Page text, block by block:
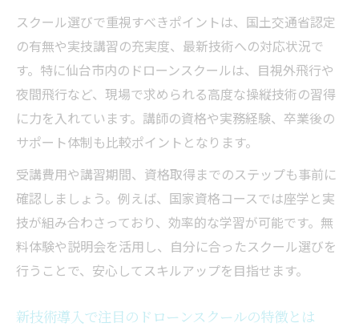
見分け方
オンライン・実地講習の違いと選択時の注
国家資格取得を目指す方へ最適な学習ポイント
ドローンスクールで押さえたい国家資格対
新技術を活かした学習法で合格率アップを
目指す
学科と実技を両立する学習スケジュールの
作り方
材の選び方
スクール選びで重視すべきポイントは、国土交通省認定
の有無や実技講習の充実度、最新技術への対応状況で
す。特に仙台市内のドローンスクールは、目視外飛行や
夜間飛行など、現場で求められる高度な操縦技術の習得
に力を入れています。講師の資格や実務経験、卒業後の
サポート体制も比較ポイントとなります。
受講費用や講習期間、資格取得までのステップも事前に
確認しましょう。例えば、国家資格コースでは座学と実
技が組み合わさっており、効率的な学習が可能です。無
料体験や説明会を活用し、自分に合ったスクール選びを
行うことで、安心してスキルアップを目指せます。
新技術導入で注目のドローンスクールの特徴とは